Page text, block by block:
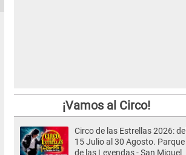
¡Vamos al Circo!
Circo de las Estrellas 2026: del
15 Julio al 30 Agosto. Parque
de las Leyendas - San Miguel